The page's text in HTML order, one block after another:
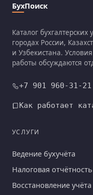
БухПоиск
Каталог бухгалтерских
городах России,
и Узбекистана.
работы обсуждаются
+7 901 960-31-21
Как работает
УСЛУГИ
Ведение бухучёта
Налоговая отчётность
Восстановление учёта